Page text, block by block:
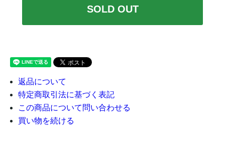
SOLD OUT
返品について
特定商取引法に基づく表記
この商品について問い合わせる
買い物を続ける